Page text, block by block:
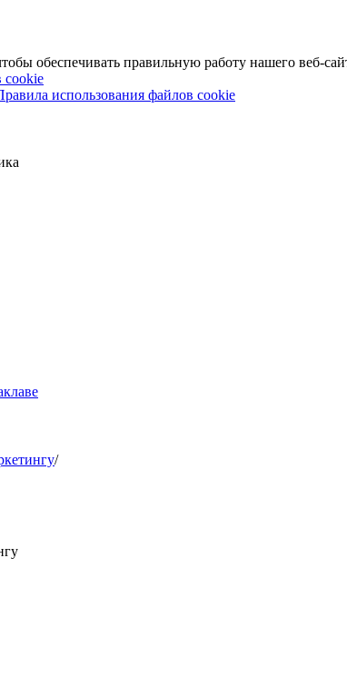
обеспечивать правильную работу нашего веб-
cookie
использования файлов cookie
/